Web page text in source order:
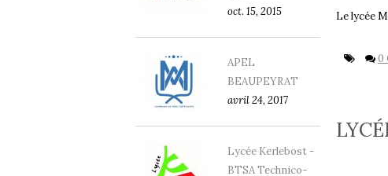
Le lycée
0
oct. 15, 2015
APEL
BEAUPEYRAT
avril 24, 2017
Lycée Kerlebost -
BTSA Technico-